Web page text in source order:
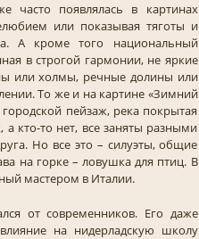
часто появлялась в картинах
или показывая тяготы и
А кроме того национальный
в строгой гармонии, не яркие
или холмы, речные долины или
То же и на картине «Зимний
пейзаж, река покрытая
кто-то нет, все заняты разными
Но все это – силуэты, общие
на горке – ловушка для птиц. В
мастером в Италии.
от современников. Его даже
на нидерладскую школу